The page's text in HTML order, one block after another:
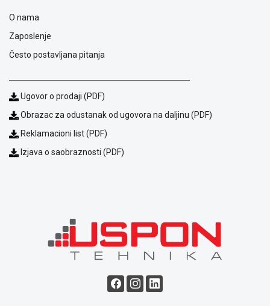
Način
plaćanja
Saobraznost
O nama
Zaposlenje
Često postavljana pitanja
Ugovor o prodaji (PDF)
Obrazac za odustanak od ugovora na daljinu (PDF)
Reklamacioni list (PDF)
Izjava o saobraznosti (PDF)